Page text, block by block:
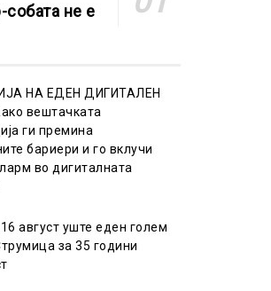
собата не е
НА ЕДЕН ДИГИТАЛЕН
вештачката
ги премина
бариери и го вклучи
во дигиталната
август уште еден голем
за 35 години